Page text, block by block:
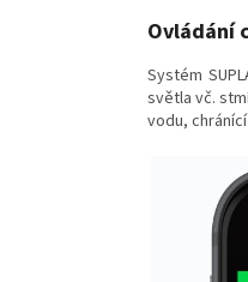
Ovládání
Systém
světla vč.
vodu,